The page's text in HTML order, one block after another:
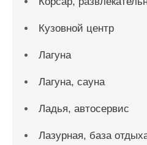
Кузовной центр
Лагуна
Лагуна, сауна
Ладья, автосервис
Лазурная, база